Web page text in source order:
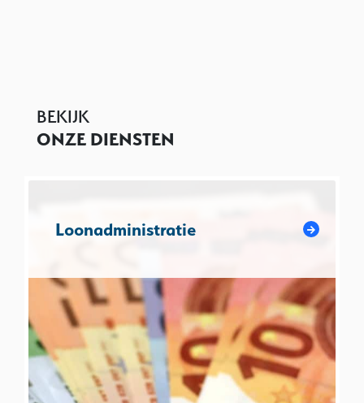
BEKIJK
ONZE DIENSTEN
Loonadministratie